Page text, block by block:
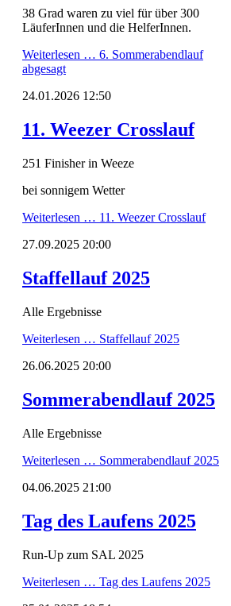
38 Grad waren zu viel für über 300
LäuferInnen und die HelferInnen.
Weiterlesen … 6. Sommerabendlauf
abgesagt
24.01.2026 12:50
11. Weezer Crosslauf
251 Finisher in Weeze
bei sonnigem Wetter
Weiterlesen … 11. Weezer Crosslauf
27.09.2025 20:00
Staffellauf 2025
Alle Ergebnisse
Weiterlesen … Staffellauf 2025
26.06.2025 20:00
Sommerabendlauf 2025
Alle Ergebnisse
Weiterlesen … Sommerabendlauf 2025
04.06.2025 21:00
Tag des Laufens 2025
Run-Up zum SAL 2025
Weiterlesen … Tag des Laufens 2025